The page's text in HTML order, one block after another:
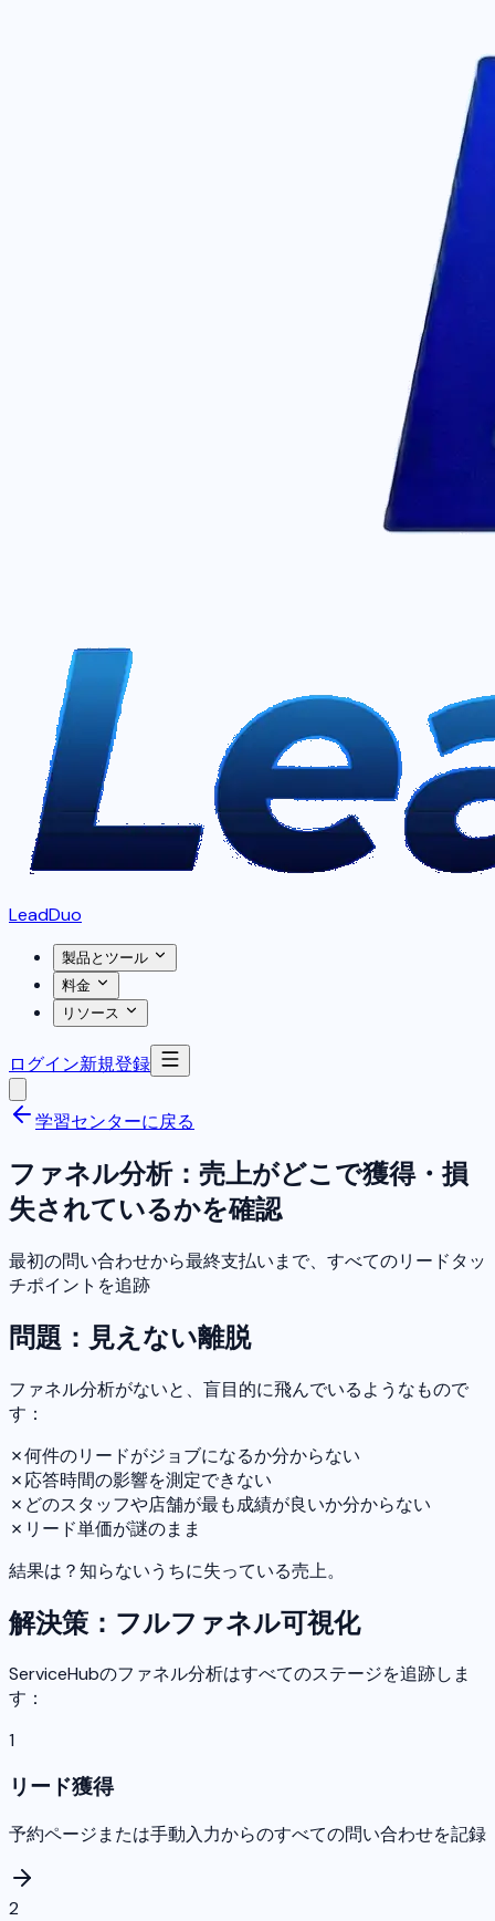
LeadDuo
製品とツール
料金
リソース
ログイン新規登録
学習センターに戻る
ファネル分析：売上がどこで獲得・損
失されているかを確認
最初の問い合わせから最終支払いまで、すべてのリードタッ
チポイントを追跡
問題：見えない離脱
ファネル分析がないと、盲目的に飛んでいるようなもので
す：
✗何件のリードがジョブになるか分からない
✗応答時間の影響を測定できない
✗ どのスタッフや店舗が最も成績が良いか分からない
✗ リード単価が謎のまま
結果は？知らないうちに失っている売上。
解決策：フルファネル可視化
ServiceHubのファネル分析はすべてのステージを追跡しま
す：
1
リード獲得
予約ページまたは手動入力からのすべての問い合わせを記録
2